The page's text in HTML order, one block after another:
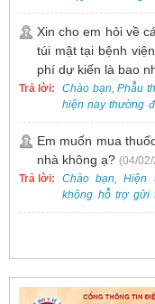
HPV và tầm
khai dịch vụ tiêm
dưới 2 tuổi.
Xin cho em hỏi về
túi mật tại bệnh
phí dự kiến là bao
Trả lời:
Chào bạn, Phẫu
hiện nay thường
bằng phương
là một kỹ thuật ít
và phổ biến.
Em muốn mua
nhà không ạ? (04/
Trả lời:
Chào bạn, Hiện
không hỗ trợ gửi
Việc cấp phát
trực tiếp.